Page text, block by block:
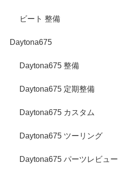
ビート 整備
Daytona675
Daytona675 整備
Daytona675 定期整備
Daytona675 カスタム
Daytona675 ツーリング
Daytona675 パーツレビュー